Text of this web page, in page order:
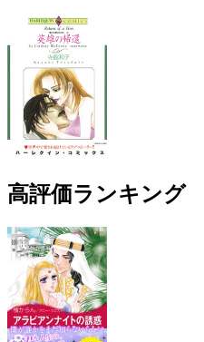
高評価ランキング